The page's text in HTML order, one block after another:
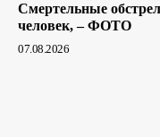
Смертельные
человек, – ФОТО
07.08.2026